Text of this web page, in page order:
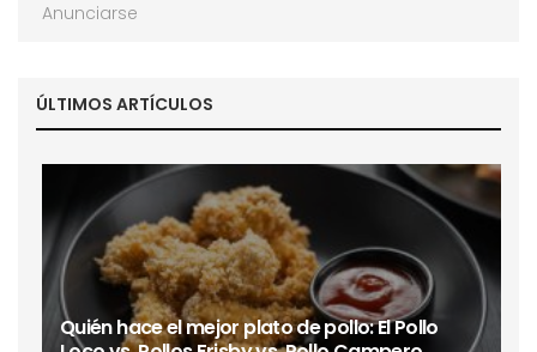
Anunciarse
ÚLTIMOS ARTÍCULOS
Quién hace el mejor plato de pollo: El Pollo